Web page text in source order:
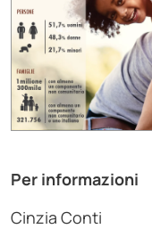
Per informazioni
Cinzia Conti